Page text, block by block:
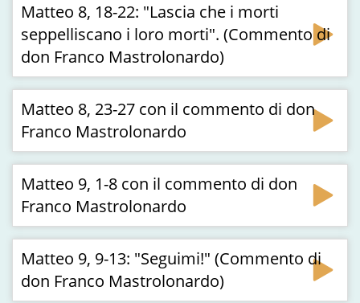
Matteo 8, 18-22: "Lascia che i morti
seppelliscano i loro morti". (Commento di
don Franco Mastrolonardo)
Matteo 8, 23-27 con il commento di don
Franco Mastrolonardo
Matteo 9, 1-8 con il commento di don
Franco Mastrolonardo
Matteo 9, 9-13: "Seguimi!" (Commento di
don Franco Mastrolonardo)